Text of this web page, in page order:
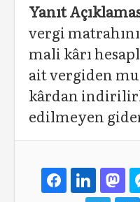
Yanıt
vergi
mali kârı
ait vergiden
kârdan
edilmeyen